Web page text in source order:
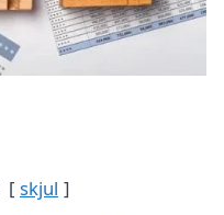
skjul